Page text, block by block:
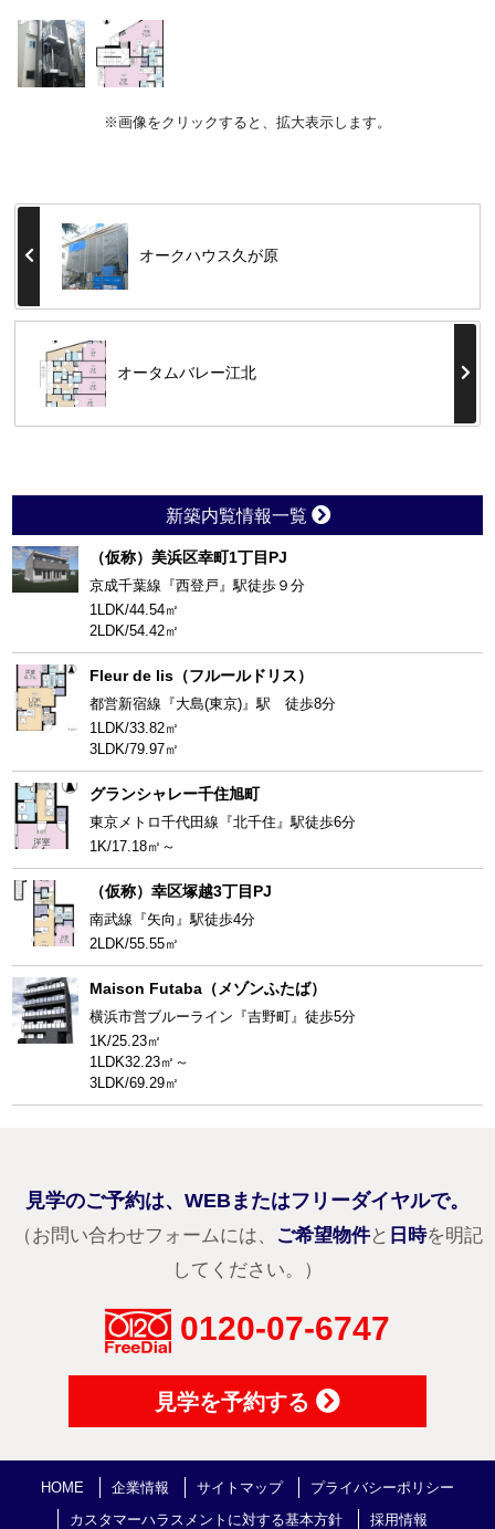
※画像をクリックすると、拡大表示します。
オークハウス久が原
オータムバレー江北
新築内覧情報一覧
（仮称）美浜区幸町1丁目PJ
京成千葉線『西登戸』駅徒歩９分
1LDK/44.54㎡
2LDK/54.42㎡
Fleur de lis（フルールドリス）
都営新宿線『大島(東京)』駅 徒歩8分
1LDK/33.82㎡
3LDK/79.97㎡
グランシャレー千住旭町
東京メトロ千代田線『北千住』駅徒歩6分
1K/17.18㎡～
（仮称）幸区塚越3丁目PJ
南武線『矢向』駅徒歩4分
2LDK/55.55㎡
Maison Futaba（メゾンふたば）
横浜市営ブルーライン『吉野町』徒歩5分
1K/25.23㎡
1LDK32.23㎡～
3LDK/69.29㎡
見学のご予約は、WEBまたはフリーダイヤルで。
（お問い合わせフォームには、
ご希望物件と 日時を明記
してください。）
0120-07-6747
見学を予約する
HOME 企業情報 サイトマップ
プライバシーポリシー
カスタマーハラスメントに対する基本方針
採用情報